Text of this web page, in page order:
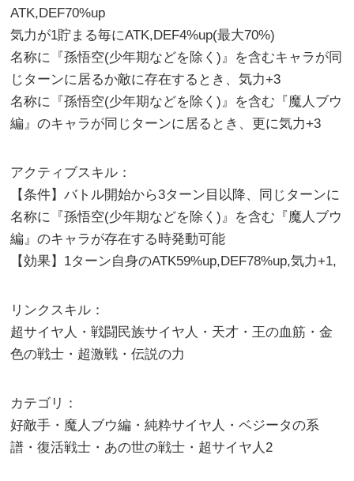
ATK,DEF70%up
気力が1貯まる毎にATK,DEF4%up(最大70%)
名称に『孫悟空(少年期などを除く)』を含むキャラが同
じターンに居るか敵に存在するとき、気力+3
名称に『孫悟空(少年期などを除く)』を含む『魔人ブウ
編』のキャラが同じターンに居るとき、更に気力+3
アクティブスキル：
【条件】バトル開始から3ターン目以降、同じターンに
名称に『孫悟空(少年期などを除く)』を含む『魔人ブウ
編』のキャラが存在する時発動可能
【効果】1ターン自身のATK59%up,DEF78%up,気力+1,
リンクスキル：
超サイヤ人・戦闘民族サイヤ人・天才・王の血筋・金
色の戦士・超激戦・伝説の力
カテゴリ：
好敵手・魔人ブウ編・純粋サイヤ人・ベジータの系
譜・復活戦士・あの世の戦士・超サイヤ人2